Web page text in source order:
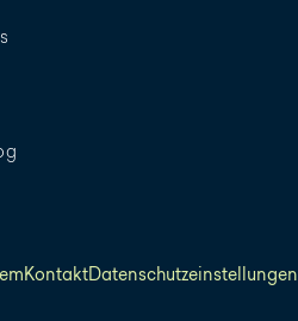
KontaktDatenschutzeinstellungen